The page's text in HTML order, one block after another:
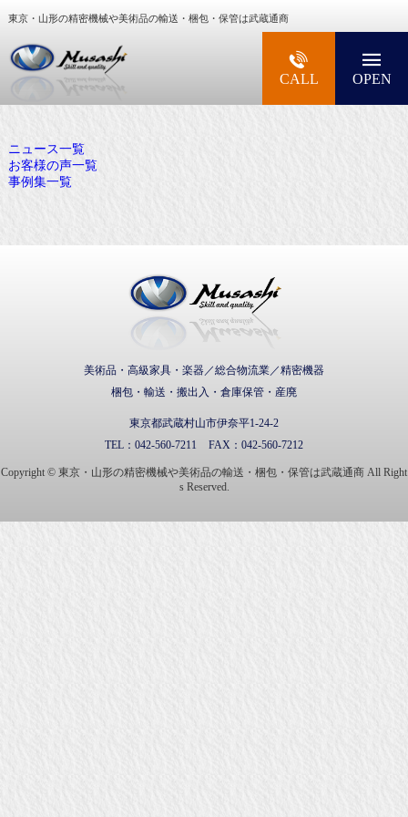
東京・山形の精密機械や美術品の輸送・梱包・保管は武蔵通商
大型精密機械・美術品・高級楽器の梱包・輸送
CALL OPEN
ニュース一覧
お客様の声一覧
事例集一覧
美術品・高級家具・楽器／総合物流業／精密機器
梱包・輸送・搬出入・倉庫保管・産廃
東京都武蔵村山市伊奈平1-24-2
TEL： 042-560-7211 FAX： 042-560-7212
Copyright © 東京・山形の精密機械や美術品の輸送・梱包・保管は武蔵通商 All Right
s Reserved.